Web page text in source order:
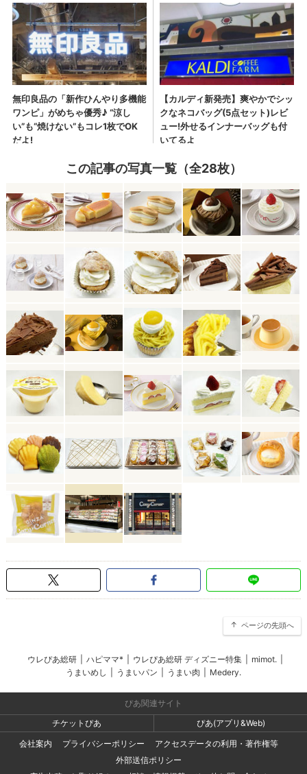
この記事の写真一覧（全28枚）
ページの先頭へ
ウレぴあ総研 ハピママ* ウレぴあ総研 ディズニー特集 mimot.
うまいめし
うまいパン うまい肉 Medery.
ぴあ関連サイト
チケットぴあ
ぴあ(アプリ&Web)
会社案内
プライバシーポリシー
アクセスデータの利用・著作権等
外部送信ポリシー